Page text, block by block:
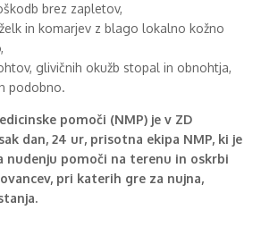
brez zapletov,
in komarjev z blago lokalno kožno
glivičnih okužb stopal in obnohtja,
podobno.
pomoči (NMP) je v ZD
dan, 24 ur, prisotna ekipa NMP, ki je
nudenju pomoči na terenu in oskrbi
pri katerih gre za nujna,